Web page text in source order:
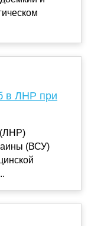
в ЛНР при
(ВСУ)